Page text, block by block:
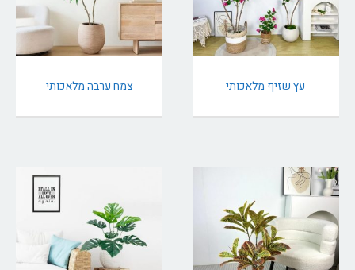
עץ שזיף מלאכותי צמח ערבה מלאכותי